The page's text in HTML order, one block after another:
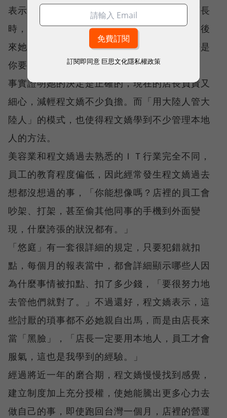
表示，當她想換掉前面兩個好不容易找到的店長
時，也曾經擔心會不會從此找不到人。不過，後
來她還是毅然決然地換人，「否則之後的痛苦是
你要承擔。」
事實證明她的決定是正確的，現在的店長負責又
細心，減輕程文嬌不少負擔。而「用大陸人管大
陸人」的模式，也使得程文嬌學到不少管理本地
人的方法。
美容業和程文嬌過去熟悉的ＩＴ行業完全不同，
員工的教育程度偏低，因此經常發生程文嬌過去
想都沒想過的事，「你能想像嗎？店裡的員工會
吵架、打架，甚至偷其他同事的手機到外面變
現，什麼誇張的狀況都有。」
「悠庭」有一套很詳細的規定，只要犯錯就扣
點，每個月的報表當中，都會詳細顯示哪些人因
為什麼事情被扣點、扣了多少錢，「要很努力地
去管他們就對了。」不過還好，程文嬌表示，這
些討厭的瑣事都不必她親自出馬，而是由店長來
當「黑臉」，「店長一定要用本地人，員工才會
服氣，這也是我學到的經驗。」
經過將近一年的磨合期，程文嬌慢慢找到感覺，
建立制度加上充分授權，使她能騰出更多心力去
做自己的事，即使跑回台灣一個月，店裡的營運
訂閱即同意 巨思文化隱私權政策